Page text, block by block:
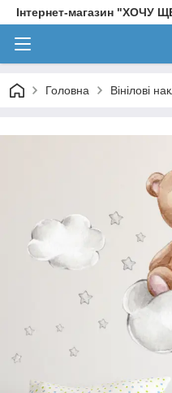
Інтернет-магазин "ХОЧУ
Головна Вінілові